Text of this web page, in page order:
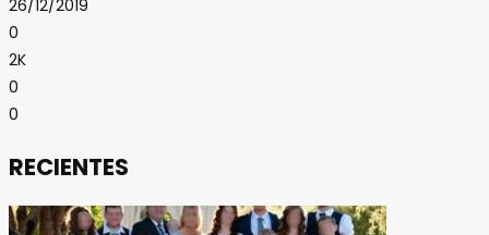
26/12/2019
0
2K
0
0
RECIENTES